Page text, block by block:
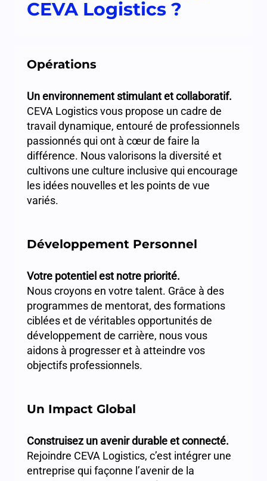
CEVA Logistics ?
Opérations
Un environnement stimulant et collaboratif.
CEVA Logistics vous propose un cadre de
travail dynamique, entouré de professionnels
passionnés qui ont à cœur de faire la
différence. Nous valorisons la diversité et
cultivons une culture inclusive qui encourage
les idées nouvelles et les points de vue
variés.
Développement Personnel
Votre potentiel est notre priorité.
Nous croyons en votre talent. Grâce à des
programmes de mentorat, des formations
ciblées et de véritables opportunités de
développement de carrière, nous vous
aidons à progresser et à atteindre vos
objectifs professionnels.
Un Impact Global
Construisez un avenir durable et connecté.
Rejoindre CEVA Logistics, c’est intégrer une
entreprise qui façonne l’avenir de la